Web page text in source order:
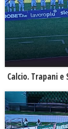
Calcio. Trapani e